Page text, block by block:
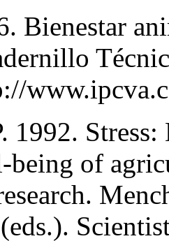
Bienestar
1992.
being of